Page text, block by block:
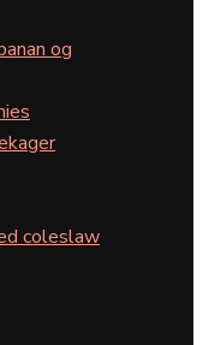
og
coleslaw